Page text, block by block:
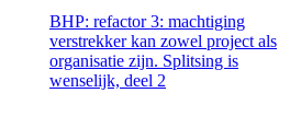
BHP: refactor 3: machtiging
verstrekker kan zowel project als
organisatie zijn. Splitsing is
wenselijk, deel 2